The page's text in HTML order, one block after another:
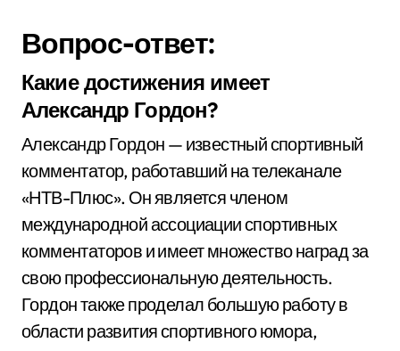
Вопрос-ответ:
Какие достижения имеет
Александр Гордон?
Александр Гордон — известный спортивный
комментатор, работавший на телеканале
«НТВ-Плюс». Он является членом
международной ассоциации спортивных
комментаторов и имеет множество наград за
свою профессиональную деятельность.
Гордон также проделал большую работу в
области развития спортивного юмора,